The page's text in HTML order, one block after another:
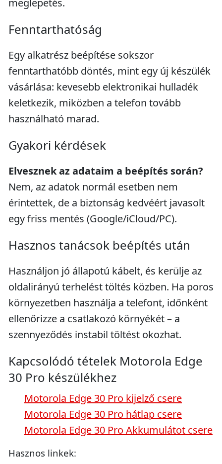
meglepetés.
Fenntarthatóság
Egy alkatrész beépítése sokszor
fenntarthatóbb döntés, mint egy új készülék
vásárlása: kevesebb elektronikai hulladék
keletkezik, miközben a telefon tovább
használható marad.
Gyakori kérdések
Elvesznek az adataim a beépítés során?
Nem, az adatok normál esetben nem
érintettek, de a biztonság kedvéért javasolt
egy friss mentés (Google/iCloud/PC).
Hasznos tanácsok beépítés után
Használjon jó állapotú kábelt, és kerülje az
oldalirányú terhelést töltés közben. Ha poros
környezetben használja a telefont, időnként
ellenőrizze a csatlakozó környékét – a
szennyeződés instabil töltést okozhat.
Kapcsolódó tételek Motorola Edge
30 Pro készülékhez
Motorola Edge 30 Pro kijelző csere
Motorola Edge 30 Pro hátlap csere
Motorola Edge 30 Pro Akkumulátot csere
Hasznos linkek: